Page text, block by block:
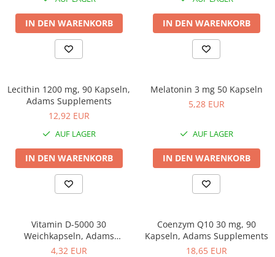
IN DEN WARENKORB IN DEN WARENKORB
Lecithin 1200 mg, 90 Kapseln,
Adams Supplements
12,92 EUR
AUF LAGER
IN DEN WARENKORB
Melatonin 3 mg 50 Kapseln
5,28 EUR
AUF LAGER
IN DEN WARENKORB
Vitamin D-5000 30
Weichkapseln, Adams
Supplements
4,32 EUR
Coenzym Q10 30 mg, 90
Kapseln, Adams Supplements
18,65 EUR